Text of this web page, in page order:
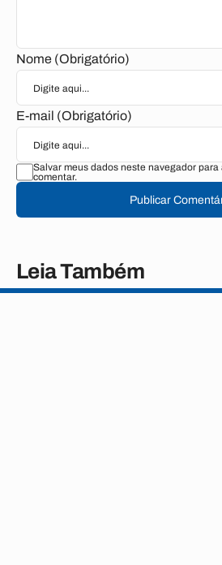
Nome (Obrigatório)
E-mail (Obrigatório)
Salvar meus dados neste navegador para
comentar.
Publicar
Leia Também